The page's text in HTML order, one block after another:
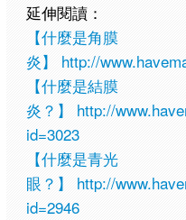
延伸閱讀：
【什麼是角膜
炎】
http://
【什麼是結膜
炎？】
http://
id=3023
【什麼是青光
眼？】
http://
id=2946